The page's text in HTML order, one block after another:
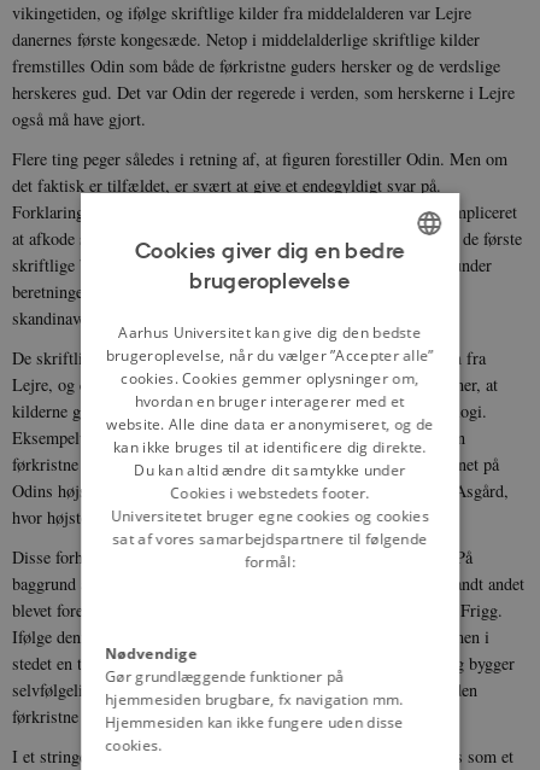
vikingetiden, og ifølge skriftlige kilder fra middelalderen var Lejre
danernes første kongesæde. Netop i middelalderlige skriftlige kilder
fremstilles Odin som både de førkristne guders hersker og de verdslige
herskeres gud. Det var Odin der regerede i verden, som herskerne i Lejre
også må have gjort.
Flere ting peger således i retning af, at figuren forestiller Odin. Men om
det faktisk er tilfældet, er svært at give et endegyldigt svar på.
Forklaringen herpå er først og fremmest, at det ofte er yderst kompliceret
at afkode symbolikken i vikingetidens kunstneriske udtryk, og at de første
skriftlige beskrivelser om vikingetidens førkristne religion – herunder
beretninger om Odin – først blev nedskrevet i middelalderen, da
skandinaverne var blevet kristne.
De skriftlige kilder er altså ikke samtidige med f.eks. sølvfiguren fra
Lejre, og de afspejler ofte et kristent verdensbillede. Dertil kommer, at
kilderne giver modstridende oplysninger om den førkristne mytologi.
Eksempelvis er Lidskjalv iDen yngre Edda, en hovedkilde til den
førkristne mytologi, der blev nedskrevet omkring 1230, både navnet på
Odins højsæde og identiske med den lokalitet i gudernes hjem i Asgård,
hvor højstolen var placeret.
Disse forhold åbner op for andre tolkninger af figuren fra Lejre. På
baggrund af eksempelvis feminine træk i figurens dragt er det blandt andet
blevet foreslået, at figuren ikke forestiller Odin, men hans hustru Frigg.
Ifølge denne tolkning er vulsten under næsen ikke et overskæg, men i
stedet en tydelig markering af en mund. Men også denne tolkning bygger
selvfølgelig på skriftlige kilder fra middelalderen, der beskriver den
førkristne religion.
I et stringent kildekritisk perspektiv kan figuren ikke identificeres som et
DANISH
Cookies giver dig en bedre
brugeroplevelse
Aarhus Universitet kan give dig den bedste
brugeroplevelse, når du vælger ”Accepter alle”
cookies. Cookies gemmer oplysninger om,
hvordan en bruger interagerer med et
website. Alle dine data er anonymiseret, og de
kan ikke bruges til at identificere dig direkte.
Du kan altid ændre dit samtykke under
Cookies i webstedets footer.
Universitetet bruger egne cookies og cookies
sat af vores samarbejdspartnere til følgende
formål:
Nødvendige
Gør grundlæggende funktioner på
hjemmesiden brugbare, fx navigation mm.
Hjemmesiden kan ikke fungere uden disse
cookies.